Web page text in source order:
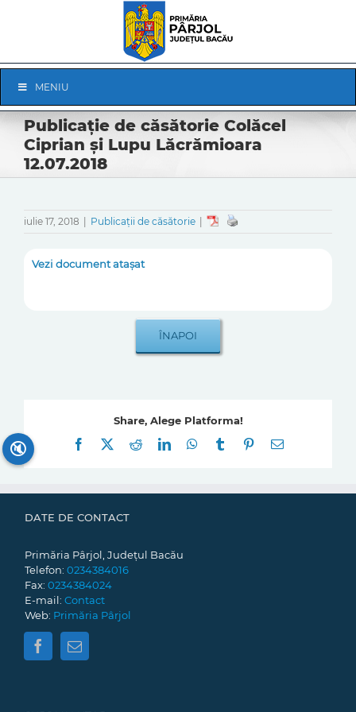
Navigation
MENIU
Publicație de căsătorie Colăcel
Ciprian și Lupu Lăcrămioara
12.07.2018
iulie 17, 2018 Publicații de căsătorie
Vezi document atașat
Share, Alege Platforma!
Facebook
RedditLinkedInWhatsApp
Tumblr Pinterest
E-
DATE DE CONTACT
Primăria Pârjol, Județul Bacău
Telefon: 0234384016
Fax: 0234384024
E-mail: Contact
Web: Primăria Pârjol
🔇